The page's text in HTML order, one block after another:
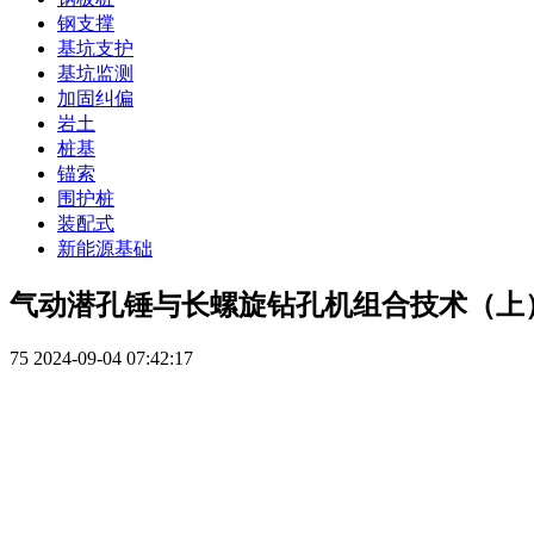
钢支撑
基坑支护
基坑监测
加固纠偏
岩土
桩基
锚索
围护桩
装配式
新能源基础
气动潜孔锤与长螺旋钻孔机组合技术（上
75 2024-09-04 07:42:17